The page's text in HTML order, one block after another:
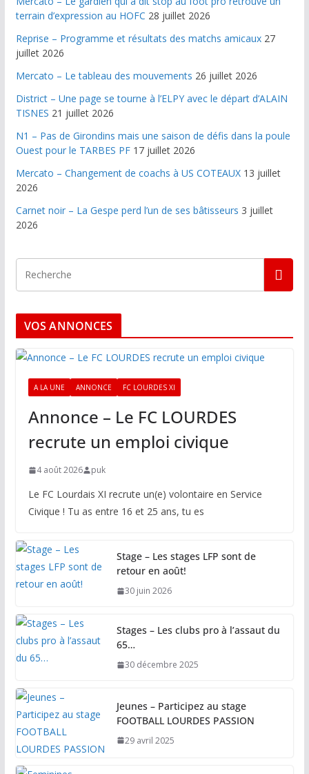
terrain d’expression au HOFC 28 juillet 2026
Reprise – Programme et résultats des matchs amicaux 27
juillet 2026
Mercato – Le tableau des mouvements 26 juillet 2026
District – Une page se tourne à l’ELPY avec le départ d’ALAIN
TISNES 21 juillet 2026
N1 – Pas de Girondins mais une saison de défis dans la poule
Ouest pour le TARBES PF 17 juillet 2026
Mercato – Changement de coachs à US COTEAUX 13 juillet
2026
Carnet noir – La Gespe perd l’un de ses bâtisseurs 3 juillet
2026
VOS ANNONCES
A LA UNE ANNONCE FC LOURDES XI
Annonce – Le FC LOURDES
recrute un emploi civique
4 août 2026 puk
Le FC Lourdais XI recrute un(e) volontaire en Service
Civique ! Tu as entre 16 et 25 ans, tu es
Stage – Les stages LFP sont de
retour en août!
30 juin 2026
Stages – Les clubs pro à l’assaut du
65…
30 décembre 2025
Jeunes – Participez au stage
FOOTBALL LOURDES PASSION
29 avril 2025